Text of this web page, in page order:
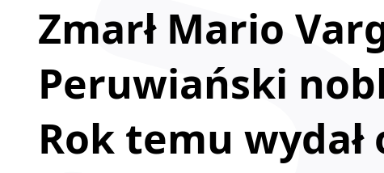
Zmarł Mario
Peruwiański
Rok temu